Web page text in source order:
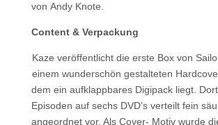
von Andy Knote.
Content & Verpackung
Kaze veröffentlicht die erste Box von
einem wunderschön gestalteten
dem ein aufklappbares Digipack liegt.
Episoden auf sechs DVD’s verteilt fein
angeordnet vor. Als Cover- Motiv wurde